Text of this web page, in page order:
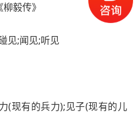
毅传》
见;闻见;听见
(现有的兵力);见子(现有的儿